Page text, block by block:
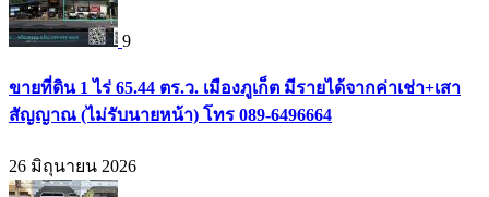
9
ขายที่ดิน 1 ไร่ 65.44 ตร.ว. เมืองภูเก็ต มีรายได้จากค่าเช่า+เสา
สัญญาณ (ไม่รับนายหน้า) โทร 089-6496664
26 มิถุนายน 2026